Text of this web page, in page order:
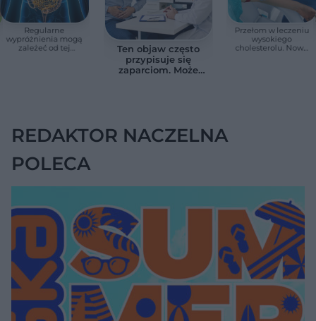
Regularne
wypróżnienia mogą
zależeć od tej
Ten objaw często
przypisuje się
zaparciom. Może
Przełom w leczeniu
wysokiego
cholesterolu. Nowa
REDAKTOR NACZELNA
POLECA